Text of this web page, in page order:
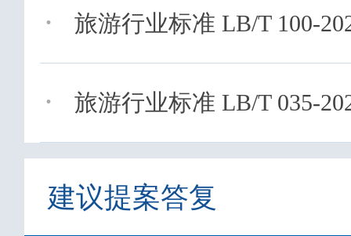
· 旅游行业标准 LB/T 100-
· 旅游行业标准 LB/T 035-
建议提案答复